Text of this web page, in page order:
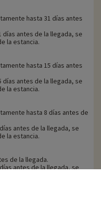
hasta 31 días antes
días antes de la llegada, se
la estancia.
hasta 15 días antes
días antes de la llegada, se
la estancia.
hasta 8 días antes de
antes de la llegada, se
la estancia.
de la llegada.
antes de la llegada, se
seguro de anulación con su
el momento de la reserva o